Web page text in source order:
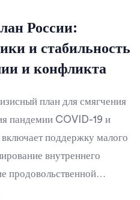
России:
и стабильность
и конфликта
план для смягчения
пандемии COVID-19 и
поддержку малого
внутреннего
продовольственной